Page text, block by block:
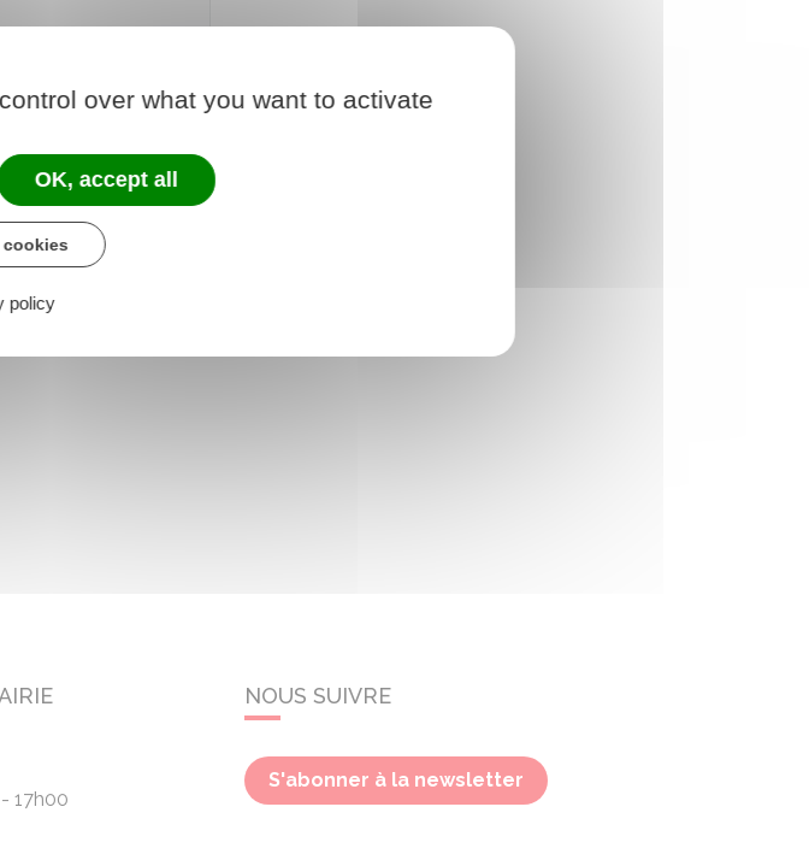
17h00
NOUS SUIVRE
S'abonner à la newsletter
over what you want to activate
OK, accept all
cookies
policy